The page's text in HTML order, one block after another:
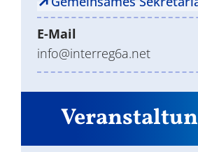
E-Mail
info@interreg6a.net